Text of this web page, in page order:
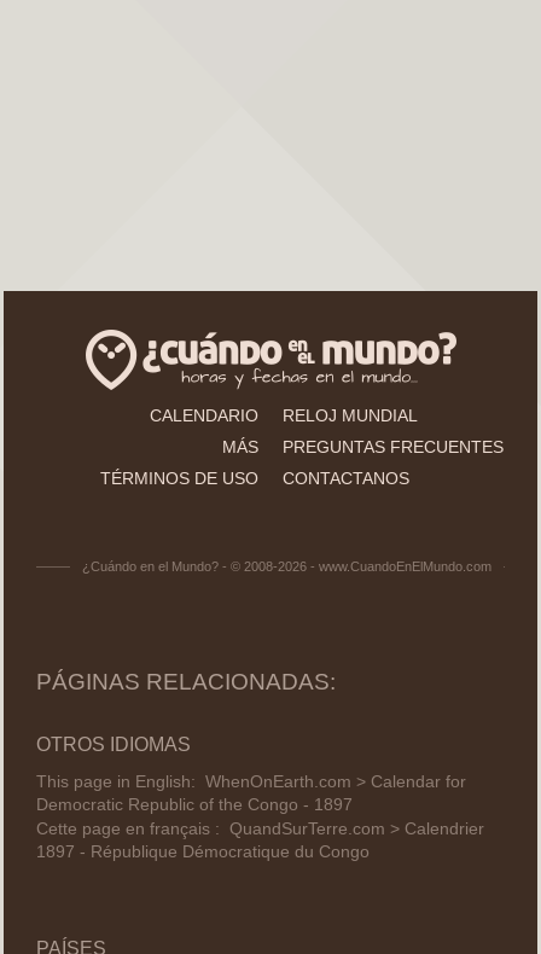
CALENDARIO
RELOJ MUNDIAL
MÁS
PREGUNTAS FRECUENTES
TÉRMINOS DE USO
CONTACTANOS
¿Cuándo en el Mundo? - © 2008-2026 - www.CuandoEnElMundo.com
PÁGINAS RELACIONADAS:
OTROS IDIOMAS
This page in English: WhenOnEarth.com > Calendar for
Democratic Republic of the Congo - 1897
Cette page en français : QuandSurTerre.com > Calendrier
1897 - République Démocratique du Congo
PAÍSES